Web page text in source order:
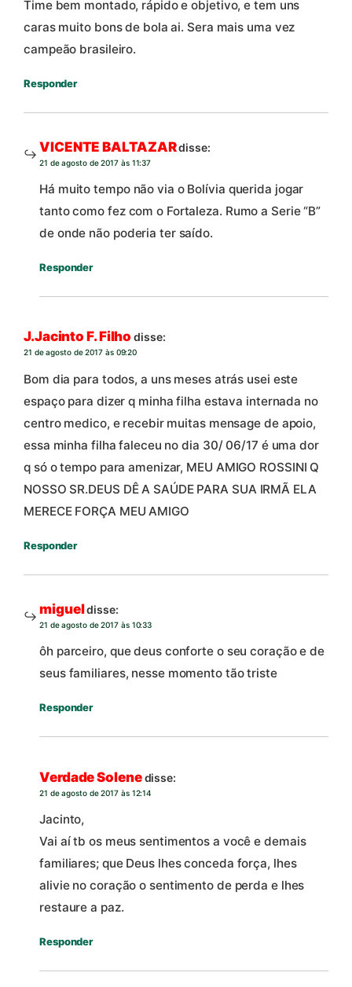
Time bem montado, rápido e objetivo, e tem uns
caras muito bons de bola ai. Sera mais uma vez
campeão brasileiro.
Responder
VICENTE BALTAZARdisse:
21 de agosto de 2017 às 11:37
Há muito tempo não via o Bolívia querida jogar
tanto como fez com o Fortaleza. Rumo a Serie “B”
de onde não poderia ter saído.
Responder
J.Jacinto F. Filho disse:
21 de agosto de 2017 às 09:20
Bom dia para todos, a uns meses atrás usei este
espaço para dizer q minha filha estava internada no
centro medico, e recebir muitas mensage de apoio,
essa minha filha faleceu no dia 30/ 06/17 é uma dor
q só o tempo para amenizar, MEU AMIGO ROSSINI Q
NOSSO SR.DEUS DÊ A SAÚDE PARA SUA IRMÃ ELA
MERECE FORÇA MEU AMIGO
Responder
migueldisse:
21 de agosto de 2017 às 10:33
ôh parceiro, que deus conforte o seu coração e de
seus familiares, nesse momento tão triste
Responder
Verdade Solenedisse:
21 de agosto de 2017 às 12:14
Jacinto,
Vai aí tb os meus sentimentos a você e demais
familiares; que Deus lhes conceda força, lhes
alivie no coração o sentimento de perda e lhes
restaure a paz.
Responder